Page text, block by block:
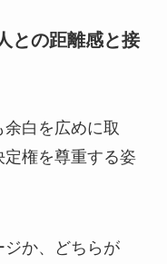
との距離感と接
白を広めに取
定権を尊重する姿
ジか、どちらが